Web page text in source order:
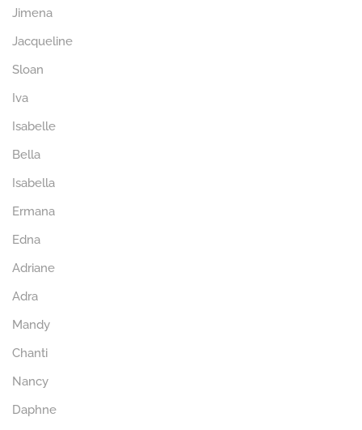
Jimena
Jacqueline
Sloan
Iva
Isabelle
Bella
Isabella
Ermana
Edna
Adriane
Adra
Mandy
Chanti
Nancy
Daphne